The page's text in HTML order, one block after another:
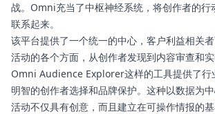
战。Omni充当了中枢神经系统，将创作者的行
联系起来。
该平台提供了一个统一的中心，客户利益相关
活动的各个方面，从创作者发现到内容审查和
Omni Audience Explorer这样的工具提供了行
明智的创作者选择和品牌保护。这种以数据为
活动不仅具有创意，而且建立在可操作情报的